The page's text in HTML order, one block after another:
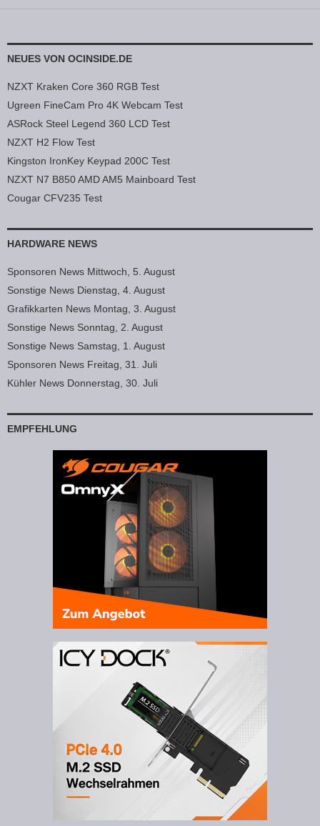
NEUES VON OCINSIDE.DE
NZXT Kraken Core 360 RGB Test
Ugreen FineCam Pro 4K Webcam Test
ASRock Steel Legend 360 LCD Test
NZXT H2 Flow Test
Kingston IronKey Keypad 200C Test
NZXT N7 B850 AMD AM5 Mainboard Test
Cougar CFV235 Test
HARDWARE NEWS
Sponsoren News Mittwoch, 5. August
Sonstige News Dienstag, 4. August
Grafikkarten News Montag, 3. August
Sonstige News Sonntag, 2. August
Sonstige News Samstag, 1. August
Sponsoren News Freitag, 31. Juli
Kühler News Donnerstag, 30. Juli
EMPFEHLUNG